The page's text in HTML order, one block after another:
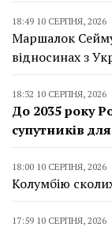
18:49 10 СЕРПНЯ, 2026
Маршалок
відносинах з
18:32 10 СЕРПНЯ, 2026
До 2035 року
супутників
18:00 10 СЕРПНЯ, 2026
Колумбію
17:59 10 СЕРПНЯ, 2026